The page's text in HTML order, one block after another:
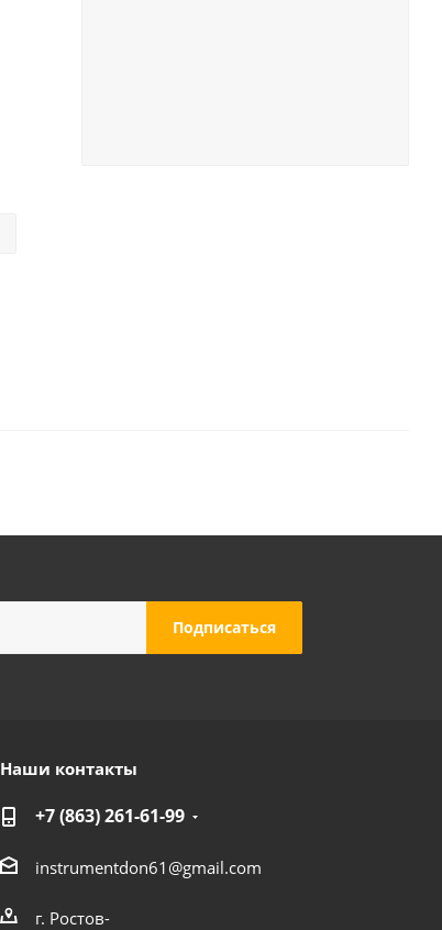
Наши контакты
+7 (863) 261-61-99
instrumentdon61@gmail.com
г. Ростов-